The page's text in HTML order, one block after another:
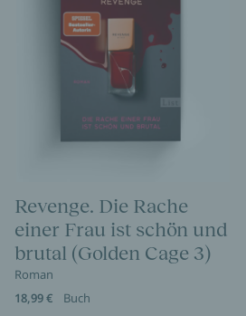
Revenge. Die Rache
einer Frau ist schön und
brutal (Golden Cage 3)
Roman
18,99 €
Buch